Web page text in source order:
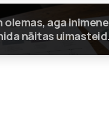
olemas, aga
näitas uimasteid
inimestele